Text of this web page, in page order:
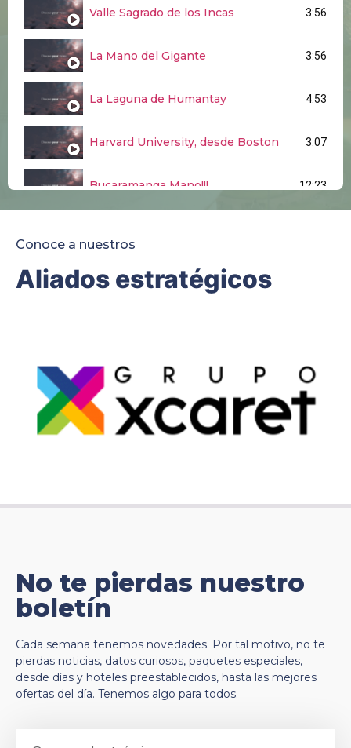
Valle Sagrado de los Incas 3:56
La Mano del Gigante 3:56
La Laguna de Humantay 4:53
Harvard University, desde Boston 3:07
Bucaramanga Mano!!! 12:23
BARICHARA - SANTANDER
Recorrido de un día por Boston 5:20
Conoce a nuestros
Aliados estratégicos
No te pierdas nuestro
boletín
Cada semana tenemos novedades. Por tal motivo, no te
pierdas noticias, datos curiosos, paquetes especiales,
desde días y hoteles preestablecidos, hasta las mejores
ofertas del día. Tenemos algo para todos.